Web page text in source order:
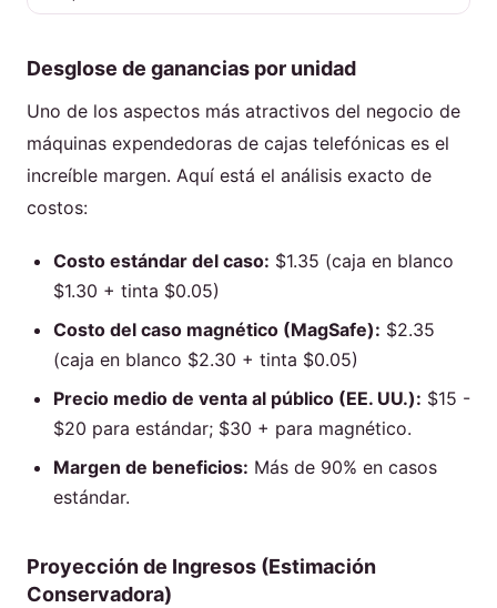
Desglose de ganancias por unidad
Uno de los aspectos más atractivos del negocio de
máquinas expendedoras de cajas telefónicas es el
increíble margen. Aquí está el análisis exacto de
costos:
Costo estándar del caso: $1.35 (caja en blanco
$1.30 + tinta $0.05)
Costo del caso magnético (MagSafe): $2.35
(caja en blanco $2.30 + tinta $0.05)
Precio medio de venta al público (EE. UU.): $15 -
$20 para estándar; $30 + para magnético.
Margen de beneficios: Más de 90% en casos
estándar.
Proyección de Ingresos (Estimación
Conservadora)